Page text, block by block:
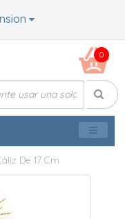
0
De 17 Cm